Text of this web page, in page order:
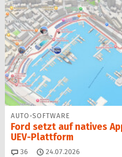
AUTO-SOFTWARE
Ford setzt auf natives
UEV-Plattform
36 Kommentare
24.07.2026